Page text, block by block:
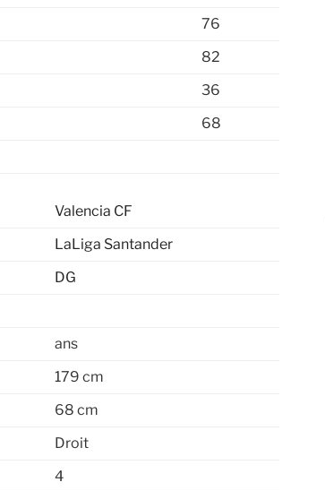
76
82
36
68
Valencia CF
LaLiga Santander
DG
ans
179 cm
68 cm
Droit
4